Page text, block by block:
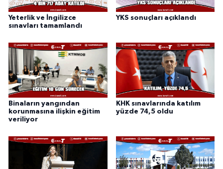
Yeterlik ve İngilizce
sınavları tamamlandı
YKS sonuçları açıklandı
Binaların yangından
korunmasına ilişkin eğitim
veriliyor
KHK sınavlarında katılım
yüzde 74,5 oldu